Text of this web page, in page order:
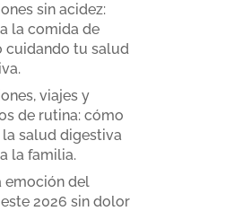
sin acidez:
la comida de
cuidando tu salud
viajes y
de rutina: cómo
salud digestiva
la familia.
emoción del
2026 sin dolor